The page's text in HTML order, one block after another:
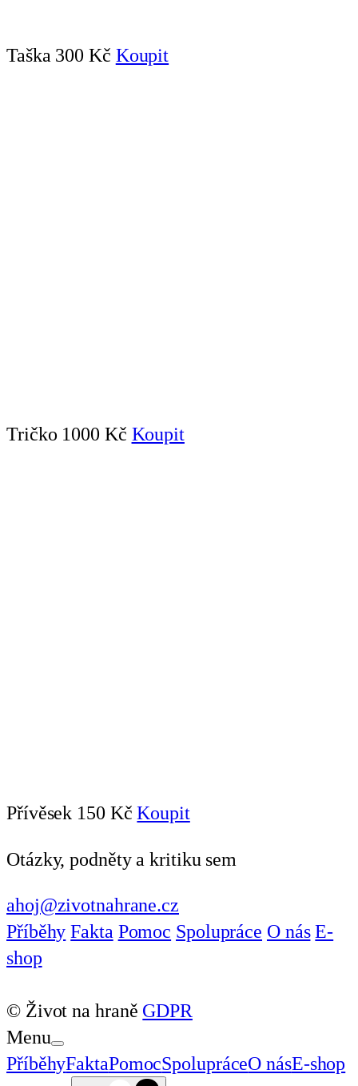
Taška 300 Kč Koupit
Tričko 1000 Kč Koupit
Přívěsek 150 Kč Koupit
Otázky, podněty a kritiku sem
ahoj@zivotnahrane.cz
Příběhy Fakta Pomoc Spolupráce O nás E-
shop
© Život na hraně GDPR
Menu
PříběhyFaktaPomocSpolupráceO násE-shop